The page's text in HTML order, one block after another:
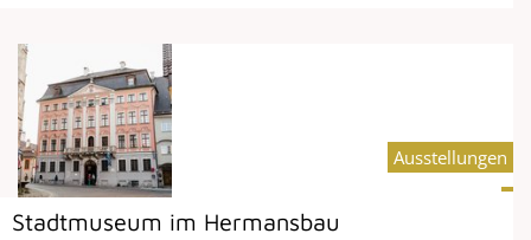
Stadtmuseum im Hermansbau
Ausstellungen